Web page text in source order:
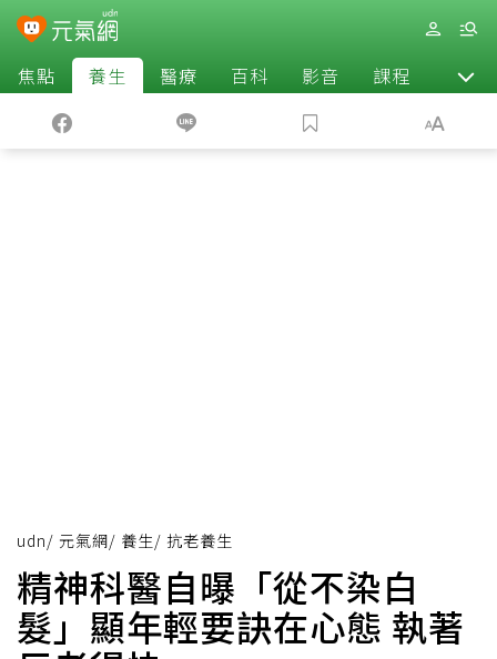
焦點 養生 醫療 百科 影音 課程 退休
udn/ 元氣網/ 養生/ 抗老養生
精神科醫自曝「從不染白
髮」顯年輕要訣在心態 執著